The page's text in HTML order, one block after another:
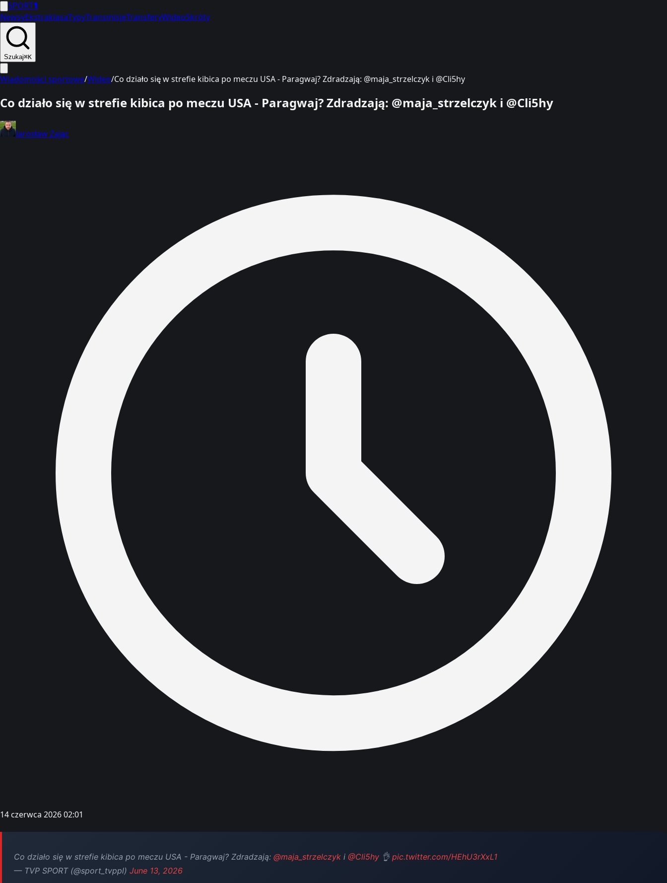
SPORT1
NewsyEkstraklasaTypyTransmisjeTransferyWideoSkróty
Szukaj⌘K
Wiadomości sportowe/Wideo/Co działo się w strefie kibica po meczu USA - Paragwaj? Zdradzają: @maja_strzelczyk i @Cli5hy
Co działo się w strefie kibica po meczu USA - Paragwaj? Zdradzają: @maja_strzelczyk i @Cli5hy
Jarosław Zając
14 czerwca 2026 02:01
Co działo się w strefie kibica po meczu USA - Paragwaj? Zdradzają: @maja_strzelczyk i @Cli5hy 👌 pic.twitter.com/HEhU3rXxL1
— TVP SPORT (@sport_tvppl) June 13, 2026